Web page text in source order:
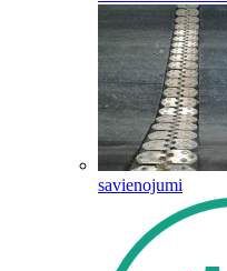
savienojumi